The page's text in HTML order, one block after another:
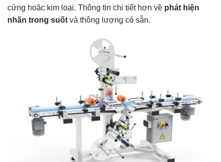
cứng hoặc kim loại. Thông tin chi tiết hơn về phát hiện
nhãn trong suốt và thông lượng có sẵn.